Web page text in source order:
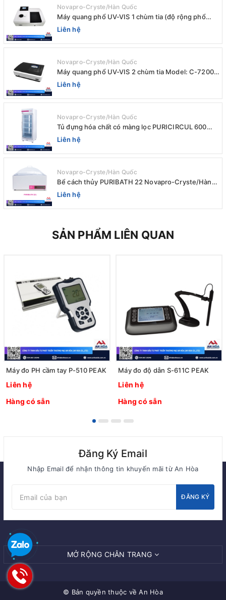
Novapro-Cryste/Hàn Quốc
Máy quang phổ UV-VIS 1 chùm tia (độ rộng phổ
4nm) E-1000UV / Peak
Liên hệ
Novapro-Cryste/Hàn Quốc
Máy quang phổ UV-VIS 2 chùm tia Model: C-7200 /
Peak
Liên hệ
Novapro-Cryste/Hàn Quốc
Tủ đựng hóa chất có màng lọc PURICIRCUL 600
AIRTIGHT Novapro-Cryste/Hàn Quốc
Liên hệ
Novapro-Cryste/Hàn Quốc
Bể cách thủy PURIBATH 22 Novapro-Cryste/Hàn
Quốc
Liên hệ
SẢN PHẨM LIÊN QUAN
Máy đo PH cầm tay P-510 PEAK
Liên hệ
Hàng có sẵn
Máy đo độ dẫn S-611C PEAK
Liên hệ
Hàng có sẵn
Đăng Ký Email
Nhập Email để nhận thông tin khuyến mãi từ An Hòa
ĐĂNG KÝ
MỞ RỘNG CHÂN TRANG
© Bản quyền thuộc vềAn Hòa